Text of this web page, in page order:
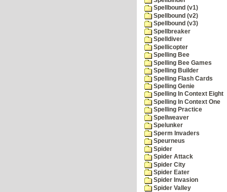
Spellbound (v1)
Spellbound (v2)
Spellbound (v3)
Spellbreaker
Spelldiver
Spellicopter
Spelling Bee
Spelling Bee Games
Spelling Builder
Spelling Flash Cards
Spelling Genie
Spelling In Context Eight
Spelling In Context One
Spelling Practice
Spellweaver
Spelunker
Sperm Invaders
Speurneus
Spider
Spider Attack
Spider City
Spider Eater
Spider Invasion
Spider Valley